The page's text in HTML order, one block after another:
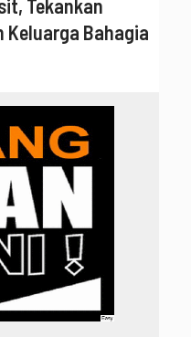
Tekankan
Keluarga Bahagia